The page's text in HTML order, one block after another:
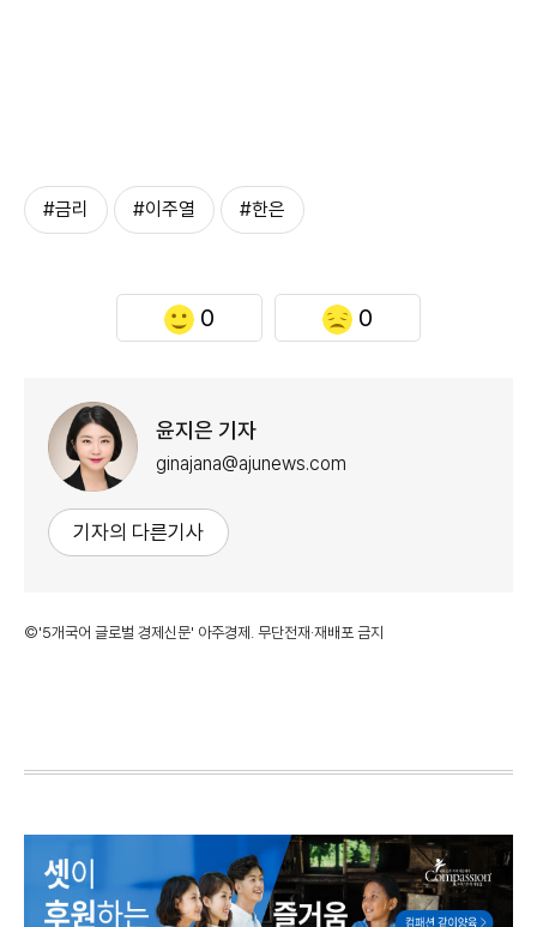
#금리 #이주열 #한은
0 0
윤지은 기자
ginajana@ajunews.com
기자의 다른기사
©'5개국어 글로벌 경제신문' 아주경제. 무단전재·재배포 금지